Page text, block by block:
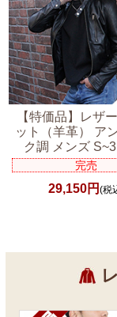
【特価品】レザ
ット（羊革） ア
ク調 メンズ
完売
29,150円 (税